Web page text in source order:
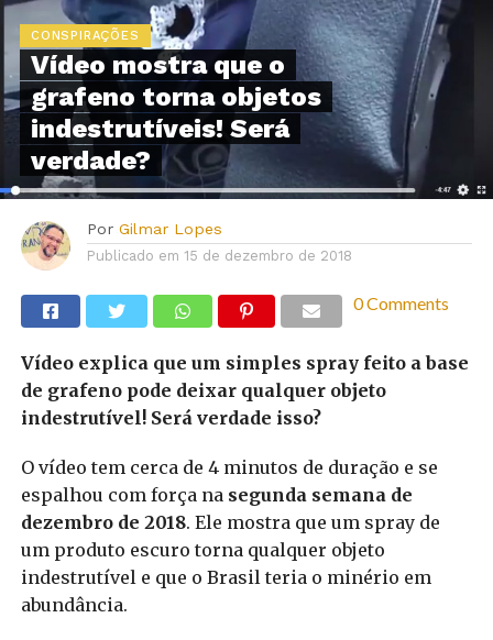
CONSPIRAÇÕES
Vídeo mostra que o
grafeno torna objetos
indestrutíveis! Será
verdade?
Por Gilmar Lopes
Publicado em 15 de dezembro de 2018
0 Comments
Vídeo explica que um simples spray feito a base
de grafeno pode deixar qualquer objeto
indestrutível! Será verdade isso?
O vídeo tem cerca de 4 minutos de duração e se
espalhou com força na segunda semana de
dezembro de 2018. Ele mostra que um spray de
um produto escuro torna qualquer objeto
indestrutível e que o Brasil teria o minério em
abundância.